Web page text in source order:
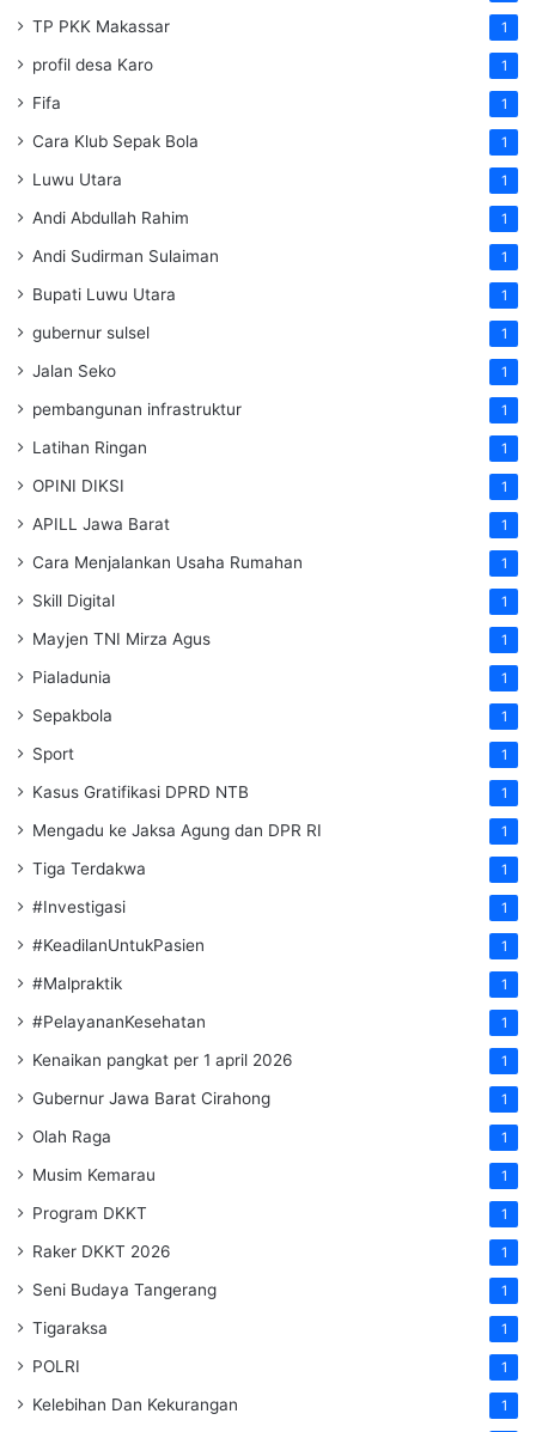
TP PKK Makassar 1
profil desa Karo 1
Fifa 1
Cara Klub Sepak Bola 1
Luwu Utara 1
Andi Abdullah Rahim 1
Andi Sudirman Sulaiman 1
Bupati Luwu Utara 1
gubernur sulsel 1
Jalan Seko 1
pembangunan infrastruktur 1
Latihan Ringan 1
OPINI DIKSI 1
APILL Jawa Barat 1
Cara Menjalankan Usaha Rumahan 1
Skill Digital 1
Mayjen TNI Mirza Agus 1
Pialadunia 1
Sepakbola 1
Sport 1
Kasus Gratifikasi DPRD NTB 1
Mengadu ke Jaksa Agung dan DPR RI 1
Tiga Terdakwa 1
#Investigasi 1
#KeadilanUntukPasien 1
#Malpraktik 1
#PelayananKesehatan 1
Kenaikan pangkat per 1 april 2026 1
Gubernur Jawa Barat Cirahong 1
Olah Raga 1
Musim Kemarau 1
Program DKKT 1
Raker DKKT 2026 1
Seni Budaya Tangerang 1
Tigaraksa 1
POLRI 1
Kelebihan Dan Kekurangan 1